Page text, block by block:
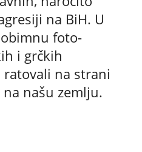
na BiH. U
foto-
i grčkih
na strani
našu zemlju.